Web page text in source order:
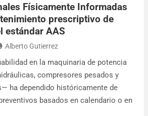
Físicamente Informadas
prescriptivo de
estándar AAS
Alberto Gutierrez
en la maquinaria de potencia
compresores pesados y
ha dependido históricamente de
basados en calendario o en